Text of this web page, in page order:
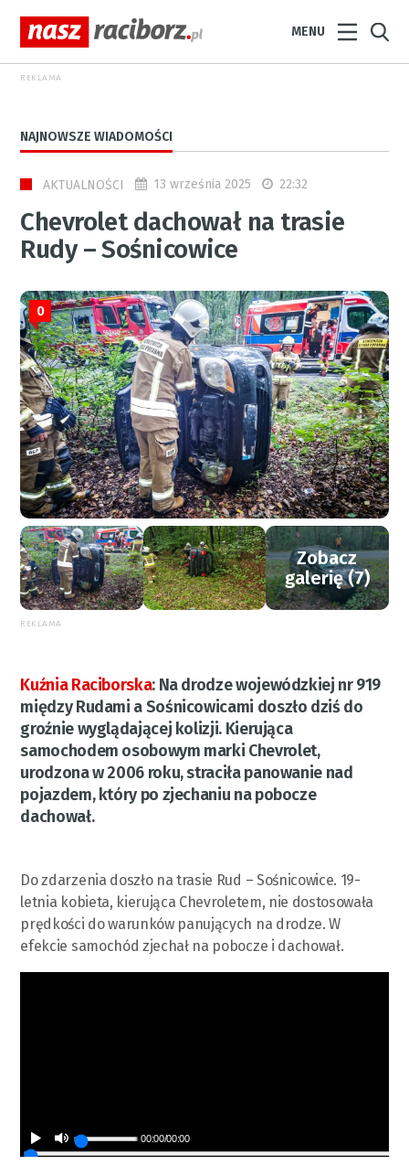
MENU
REKLAMA
NAJNOWSZE WIADOMOŚCI
AKTUALNOŚCI 13 września 2025 22:32
Chevrolet dachował na trasie
Rudy – Sośnicowice
0
Zobacz
galerię (7)
REKLAMA
Kuźnia Raciborska: Na drodze wojewódzkiej nr 919
między Rudami a Sośnicowicami doszło dziś do
groźnie wyglądającej kolizji. Kierująca
samochodem osobowym marki Chevrolet,
urodzona w 2006 roku, straciła panowanie nad
pojazdem, który po zjechaniu na pobocze
dachował.
Do zdarzenia doszło na trasie Rud – Sośnicowice. 19-
letnia kobieta, kierująca Chevroletem, nie dostosowała
prędkości do warunków panujących na drodze. W
efekcie samochód zjechał na pobocze i dachował.
00:00/00:00